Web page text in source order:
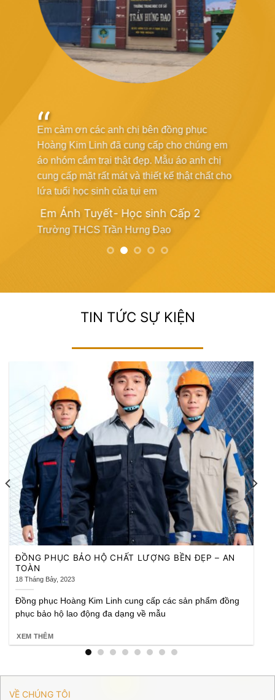
Em cảm ơn các anh chị bên đồng phục
Hoàng Kim Linh đã cung cấp cho chúng em
áo nhóm cắm trại thật đẹp. Mẫu áo anh chị
cung cấp mặt rất mát và thiết kế thật chất cho
lứa tuổi học sinh của tụi em
Em Ánh Tuyết- Học sinh Cấp 2
Trường THCS Trần Hưng Đạo
“
những gì tôi
thiết kế ,
Linh đã
TIN TỨC SỰ KIỆN
NHỮNG CHẤT LIỆU VẢI SƠ MI ĐÁNG CHÚ Ý NĂM
2023
13 Tháng Tư, 2023
Ngoài việc đảm bảo nhu cầu ngoại hình hiện nay dù là cá
nhân hay doanh nghiệp đã và đang
XEM THÊM
VỀ CHÚNG TÔI